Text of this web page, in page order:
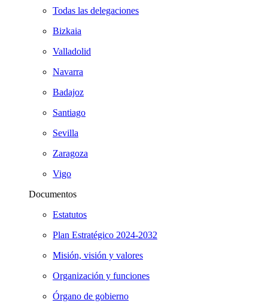
Todas las delegaciones
Bizkaia
Valladolid
Navarra
Badajoz
Santiago
Sevilla
Zaragoza
Vigo
Documentos
Estatutos
Plan Estratégico 2024-2032
Misión, visión y valores
Organización y funciones
Órgano de gobierno